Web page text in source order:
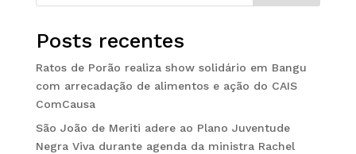
Posts recentes
Ratos de Porão realiza show solidário em Bangu
com arrecadação de alimentos e ação do CAIS
ComCausa
São João de Meriti adere ao Plano Juventude
Negra Viva durante agenda da ministra Rachel